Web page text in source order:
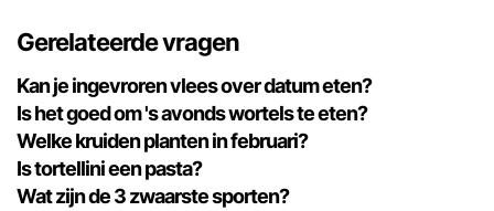
Gerelateerde vragen
Kan je ingevroren vlees over datum eten?
Is het goed om 's avonds wortels te eten?
Welke kruiden planten in februari?
Is tortellini een pasta?
Wat zijn de 3 zwaarste sporten?